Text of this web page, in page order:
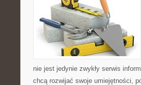
nie jest jedynie zwykły serwis
chcą rozwijać swoje umiejętności,